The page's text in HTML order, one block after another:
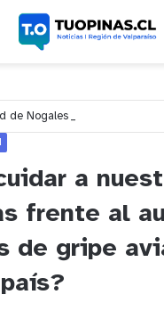
a
frente al
de gripe